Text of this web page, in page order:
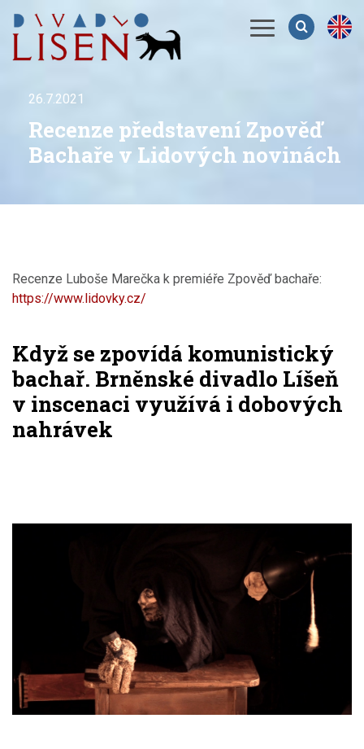
Menu
26.7.2021
Recenze představení Zpověď
Bachaře v Lidových novinách
Recenze Luboše Marečka k premiéře Zpověď bachaře:
https://www.lidovky.cz/
Když se zpovídá komunistický
bachař. Brněnské divadlo Líšeň
v inscenaci využívá i dobových
nahrávek